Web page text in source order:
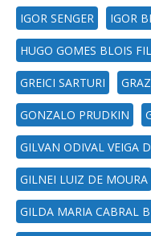
IGOR SENGER IGOR
HUGO GOMES BLOIS
GREICI SARTURI
GONZALO PRUDKIN
GILVAN ODIVAL VEIGA
GILNEI LUIZ DE MOURA
GILDA MARIA CABRAL